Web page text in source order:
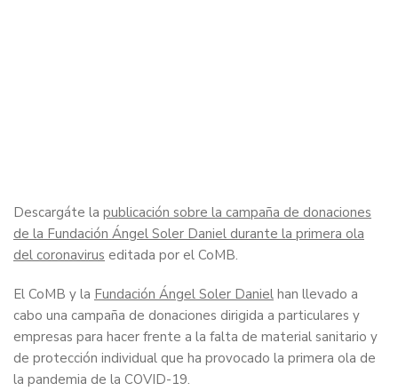
Descargáte la publicación sobre la campaña de donaciones
de la Fundación Ángel Soler Daniel durante la primera ola
del coronavirus editada por el CoMB.
El CoMB y la Fundación Ángel Soler Daniel han llevado a
cabo una campaña de donaciones dirigida a particulares y
empresas para hacer frente a la falta de material sanitario y
de protección individual que ha provocado la primera ola de
la pandemia de la COVID-19.